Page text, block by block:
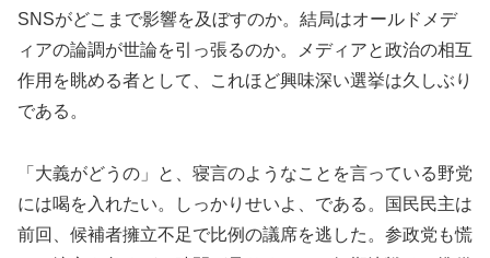
SNSがどこまで影響を及ぼすのか。結局はオールドメデ
ィアの論調が世論を引っ張るのか。メディアと政治の相互
作用を眺める者として、これほど興味深い選挙は久しぶり
である。
「大義がどうの」と、寝言のようなことを言っている野党
には喝を入れたい。しっかりせいよ、である。国民民主は
前回、候補者擁立不足で比例の議席を逃した。参政党も慌